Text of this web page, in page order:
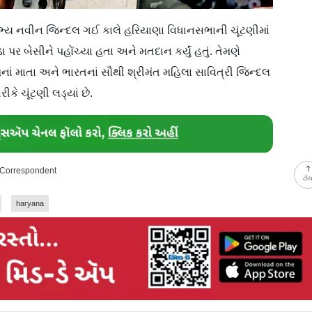
નવીન જિન્દલ ગઈ કાલે હરિયાણા વિધાનસભાની ચૂંટણીમાં
પર બેસીને પહોંચ્યા હતા અને મતદાન કર્યું હતું. તેમણે
માતા અને ભારતનાં સૌથી શ્રીમંત મહિલા સાવિત્રી જિન્દલ
ચૂંટણી લડ્યાં છે.
haryana